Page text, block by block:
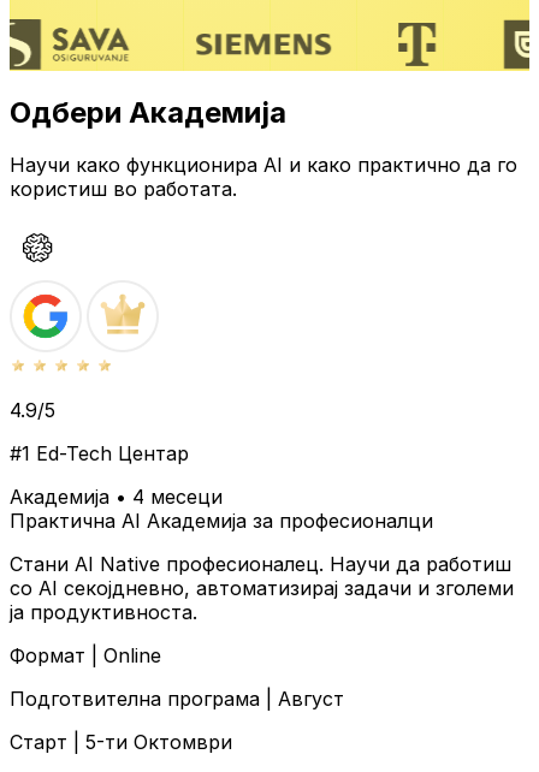
Одбери Академија
Научи како функционира AI и како практично да го
користиш во работата.
4.9/5
#1 Ed-Tech Центар
Академија • 4 месеци
Практична AI Академија за професионалци
Стани AI Native професионалец. Научи да работиш
со AI секојдневно, автоматизирај задачи и зголеми
ја продуктивноста.
Формат | Online
Подготвителна програма | Август
Старт | 5-ти Октомври